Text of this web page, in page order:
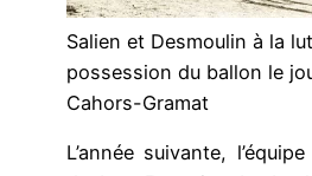
Salien et Desmoulin à la
possession du ballon le
Cahors-Gramat
L’année suivante,